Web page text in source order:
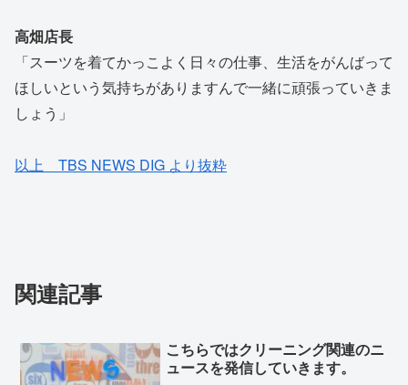
高畑店長
「スーツを着てかっこよく日々の仕事、生活をがんばって
ほしいという気持ちがありますんで一緒に頑張っていきま
しょう」
以上 TBS NEWS DIG より抜粋
関連記事
こちらではクリーニング関連のニ
ュースを発信していきます。